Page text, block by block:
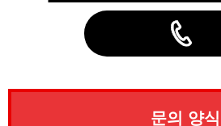
문의 양식